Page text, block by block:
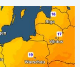
Europa. . .